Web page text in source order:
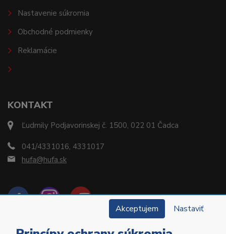
KONTAKT
Ľudmily Podjavorinskej č. 1500, 022 01 Čadca
041/4331016, 4331017
hufa@hufa.sk
Nastavenie súkromia
Obchodné podmienky
Reklamácie
Akceptujem Nastaviť